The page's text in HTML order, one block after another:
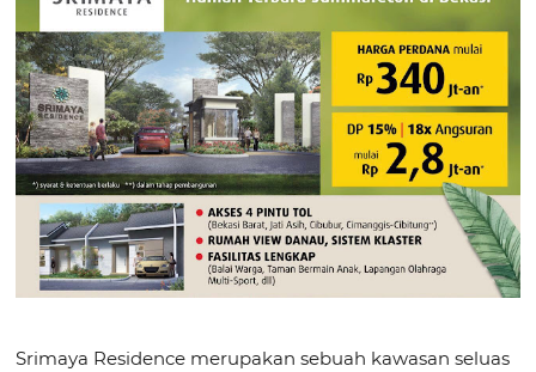
Srimaya Residence merupakan sebuah kawasan seluas